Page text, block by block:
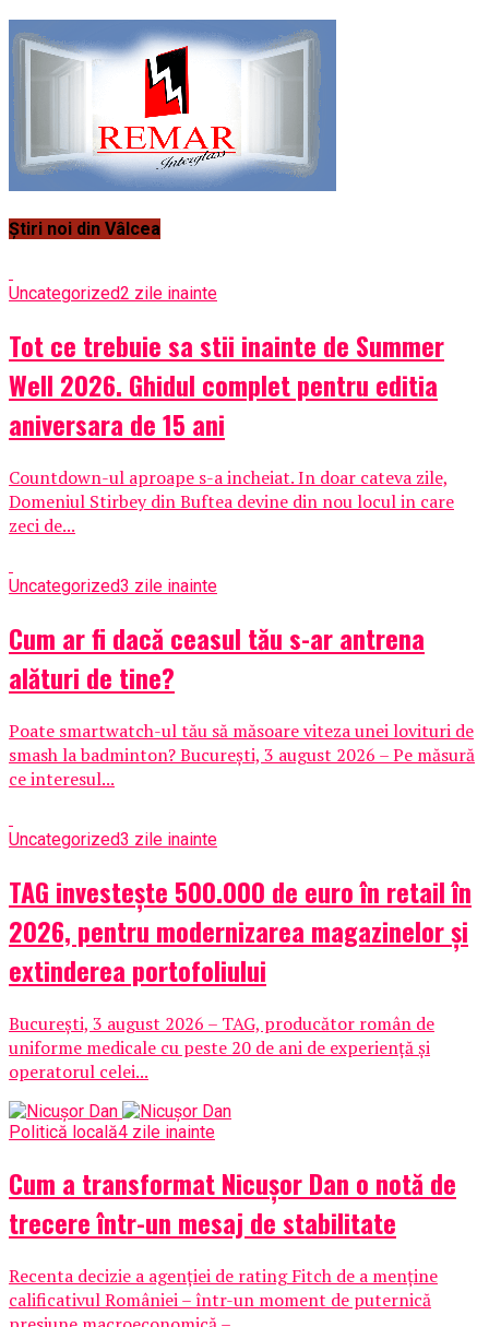
Știri noi din Vâlcea
Uncategorized2 zile inainte
Tot ce trebuie sa stii inainte de Summer
Well 2026. Ghidul complet pentru editia
aniversara de 15 ani
Countdown-ul aproape s-a incheiat. In doar cateva zile,
Domeniul Stirbey din Buftea devine din nou locul in care
zeci de...
Uncategorized3 zile inainte
Cum ar fi dacă ceasul tău s-ar antrena
alături de tine?
Poate smartwatch-ul tău să măsoare viteza unei lovituri de
smash la badminton? București, 3 august 2026 – Pe măsură
ce interesul...
Uncategorized3 zile inainte
TAG investește 500.000 de euro în retail în
2026, pentru modernizarea magazinelor și
extinderea portofoliului
București, 3 august 2026 – TAG, producător român de
uniforme medicale cu peste 20 de ani de experiență și
operatorul celei...
Politică locală4 zile inainte
Cum a transformat Nicușor Dan o notă de
trecere într-un mesaj de stabilitate
Recenta decizie a agenției de rating Fitch de a menține
calificativul României – într-un moment de puternică